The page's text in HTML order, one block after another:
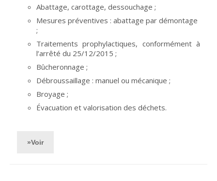
Abattage, carottage, dessouchage ;
Mesures préventives : abattage par démontage
;
Traitements prophylactiques, conformément à
l’arrêté du 25/12/2015 ;
Bûcheronnage ;
Débroussaillage : manuel ou mécanique ;
Broyage ;
Évacuation et valorisation des déchets.
»Voir